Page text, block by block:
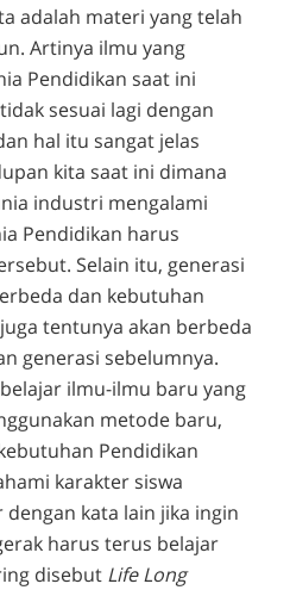
adalah materi yang telah
Artinya ilmu yang
Pendidikan saat ini
sesuai lagi dengan
hal itu sangat jelas
kita saat ini dimana
industri mengalami
Pendidikan harus
Selain itu, generasi
dan kebutuhan
tentunya akan berbeda
generasi sebelumnya.
ilmu-ilmu baru yang
metode baru,
Pendidikan
karakter siswa
dengan kata lain jika ingin
harus terus belajar
disebut Life Long